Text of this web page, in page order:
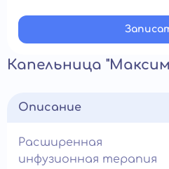
Капельница
Описание
Расширенная
инфузионная терапия